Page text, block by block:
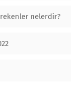
nelerdir?